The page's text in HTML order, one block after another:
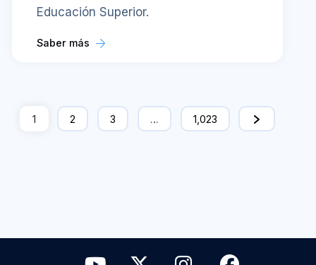
Educación Superior.
Saber más
1 2 3 … 1,023